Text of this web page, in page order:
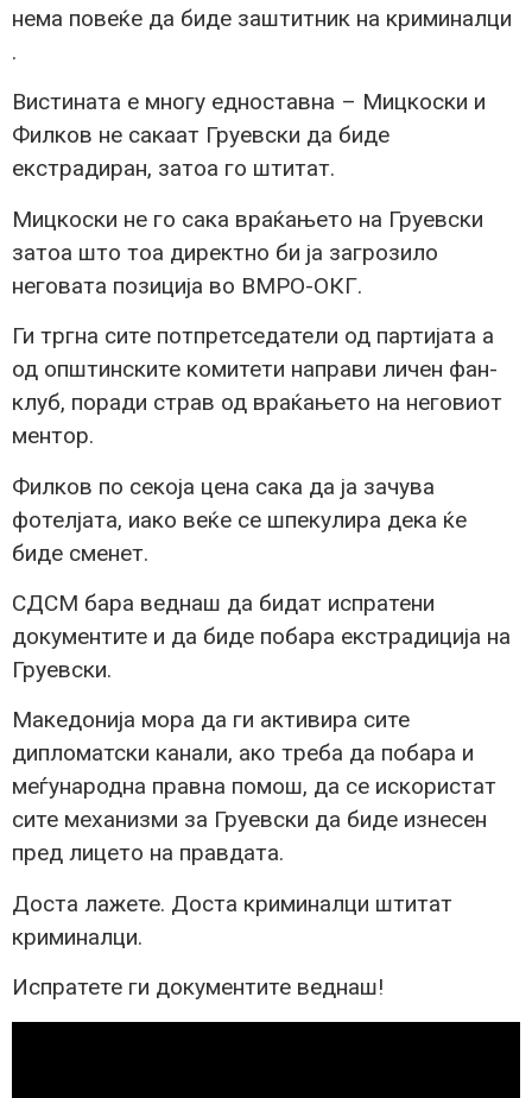
нема повеќе да биде заштитник на криминалци
.
Вистината е многу едноставна – Мицкоски и
Филков не сакаат Груевски да биде
екстрадиран, затоа го штитат.
Мицкоски не го сака враќањето на Груевски
затоа што тоа директно би ја загрозило
неговата позиција во ВМРО-ОКГ.
Ги тргна сите потпретседатели од партијата а
од општинските комитети направи личен фан-
клуб, поради страв од враќањето на неговиот
ментор.
Филков по секоја цена сака да ја зачува
фотелјата, иако веќе се шпекулира дека ќе
биде сменет.
СДСМ бара веднаш да бидат испратени
документите и да биде побара екстрадиција на
Груевски.
Македонија мора да ги активира сите
дипломатски канали, ако треба да побара и
меѓународна правна помош, да се искористат
сите механизми за Груевски да биде изнесен
пред лицето на правдата.
Доста лажете. Доста криминалци штитат
криминалци.
Испратете ги документите веднаш!